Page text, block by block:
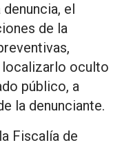
el
de la
oculto
público, a
la denunciante.
Fiscalía de